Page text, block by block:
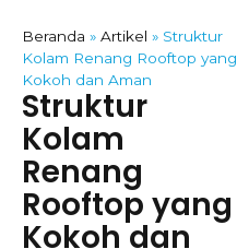
Beranda » Artikel » Struktur
Kolam Renang Rooftop yang
Kokoh dan Aman
Struktur
Kolam
Renang
Rooftop yang
Kokoh dan